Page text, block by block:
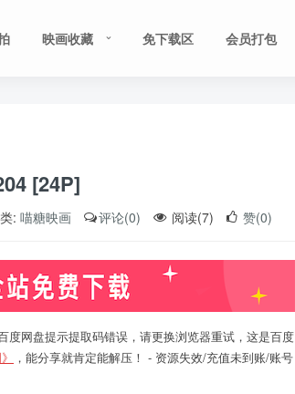
映画收藏 免下载区 会员打包
[24P]
: 喵糖映画 评论(0) 阅读(7) 赞(0)
网盘提示提取码错误，请更换浏览器重试，这是百度
，能分享就肯定能解压！ - 资源失效/充值未到账/账号